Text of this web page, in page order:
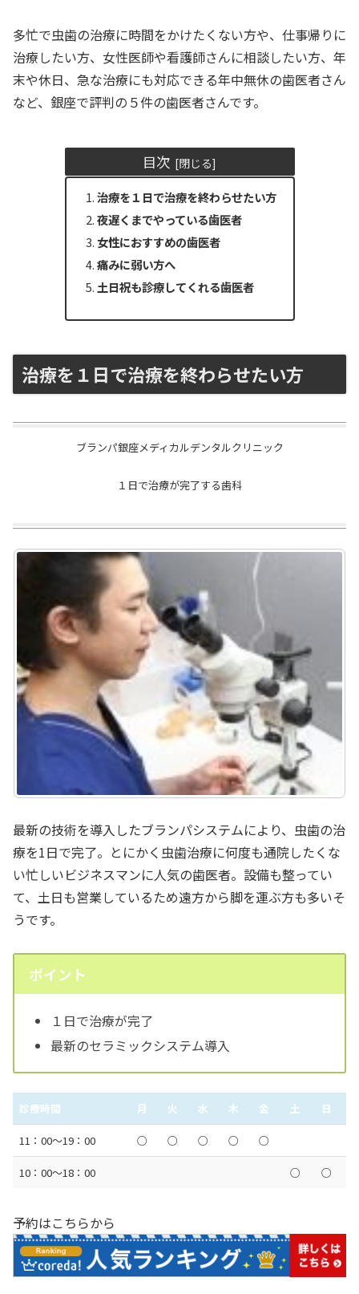
多忙で虫歯の治療に時間をかけたくない方や、仕事帰りに
治療したい方、女性医師や看護師さんに相談したい方、年
末や休日、急な治療にも対応できる年中無休の歯医者さん
など、銀座で評判の５件の歯医者さんです。
目次
治療を１日で治療を終わらせたい方
夜遅くまでやっている歯医者
女性におすすめの歯医者
痛みに弱い方へ
土日祝も診療してくれる歯医者
治療を１日で治療を終わらせたい方
ブランパ銀座メディカルデンタルクリニック
１日で治療が完了する歯科
最新の技術を導入したブランパシステムにより、虫歯の治
療を1日で完了。とにかく虫歯治療に何度も通院したくな
い忙しいビジネスマンに人気の歯医者。設備も整ってい
て、土日も営業しているため遠方から脚を運ぶ方も多いそ
うです。
ポイント
１日で治療が完了
最新のセラミックシステム導入
診療時間 月 火 水 木 金 土 日
11：00〜19：00 ○ ○ ○ ○ ○
10：00〜18：00 ○ ○
予約はこちらから